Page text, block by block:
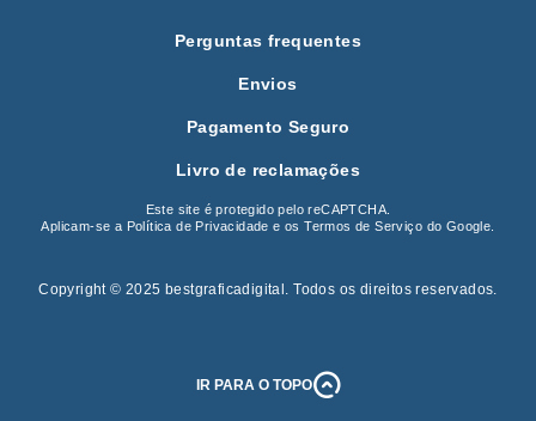
Perguntas frequentes
Envios
Pagamento Seguro
Livro de reclamações
Este site é protegido pelo reCAPTCHA.
Aplicam-se a Política de Privacidade e osTermos de Serviço do Google.
Copyright © 2025 bestgraficadigital . Todos os direitos reservados.
IR PARA O TOPO